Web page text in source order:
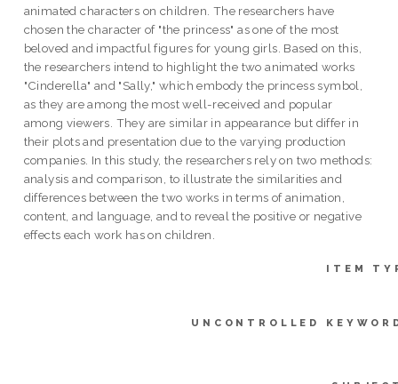
animated characters on children. The researchers have
chosen the character of "the princess" as one of the most
beloved and impactful figures for young girls. Based on this,
the researchers intend to highlight the two animated works
"Cinderella" and "Sally," which embody the princess symbol,
as they are among the most well-received and popular
among viewers. They are similar in appearance but differ in
their plots and presentation due to the varying production
companies. In this study, the researchers rely on two methods:
analysis and comparison, to illustrate the similarities and
differences between the two works in terms of animation,
content, and language, and to reveal the positive or negative
effects each work has on children.
ITEM
UNCONTROLLED